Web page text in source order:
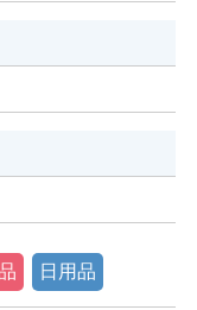
日用品